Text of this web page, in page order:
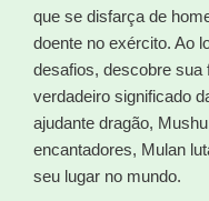
que se disfarça de
doente no exército. Ao
desafios, descobre sua
verdadeiro significado
ajudante dragão,
encantadores, Mulan
seu lugar no mundo.